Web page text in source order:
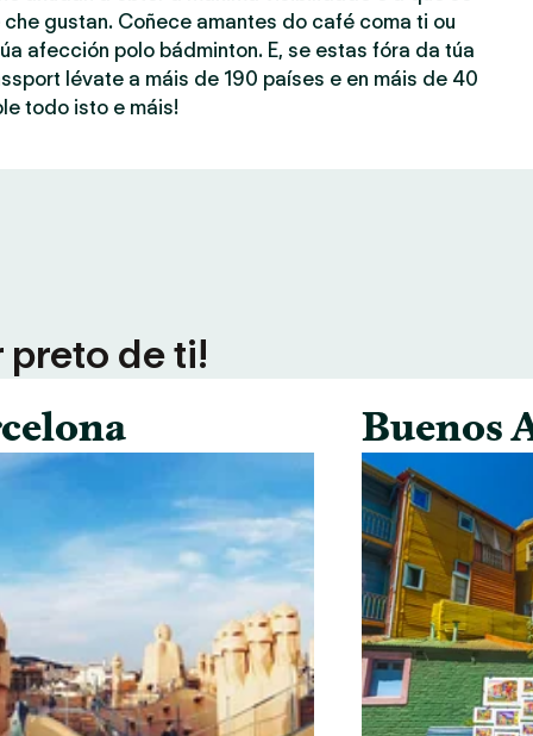
gustan. Coñece amantes do café coma ti ou
afección polo bádminton. E, se estas fóra da túa
lévate a máis de 190 países e en máis de 40
todo isto e máis!
preto de ti!
Buenos